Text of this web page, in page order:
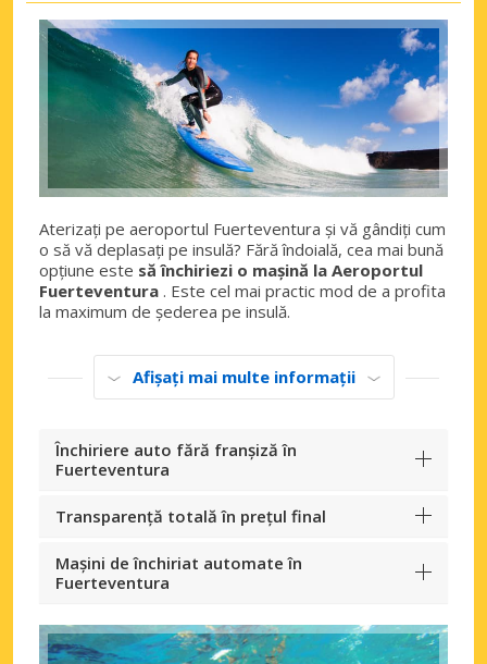
Aterizați pe aeroportul Fuerteventura și vă gândiți cum
o să vă deplasați pe insulă? Fără îndoială, cea mai bună
opțiune este să închiriezi o mașină la Aeroportul
Fuerteventura . Este cel mai practic mod de a profita
la maximum de șederea pe insulă.
Afișați mai multe informații
Închiriere auto fără franșiză în
Fuerteventura
Transparență totală în prețul final
Mașini de închiriat automate în
Fuerteventura